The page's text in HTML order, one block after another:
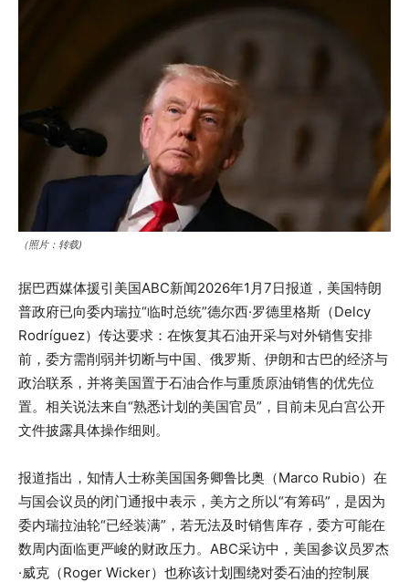
（照片：转载)
据巴西媒体援引美国ABC新闻2026年1月7日报道，美国特朗
普政府已向委内瑞拉“临时总统”德尔西·罗德里格斯（Delcy
Rodríguez）传达要求：在恢复其石油开采与对外销售安排
前，委方需削弱并切断与中国、俄罗斯、伊朗和古巴的经济与
政治联系，并将美国置于石油合作与重质原油销售的优先位
置。相关说法来自“熟悉计划的美国官员”，目前未见白宫公开
文件披露具体操作细则。
报道指出，知情人士称美国国务卿鲁比奥（Marco Rubio）在
与国会议员的闭门通报中表示，美方之所以“有筹码”，是因为
委内瑞拉油轮“已经装满”，若无法及时销售库存，委方可能在
数周内面临更严峻的财政压力。ABC采访中，美国参议员罗杰
·威克（Roger Wicker）也称该计划围绕对委石油的控制展